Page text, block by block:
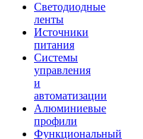
Светодиодные
ленты
Источники
питания
Системы
управления
и
автоматизации
Алюминиевые
профили
Функциональный